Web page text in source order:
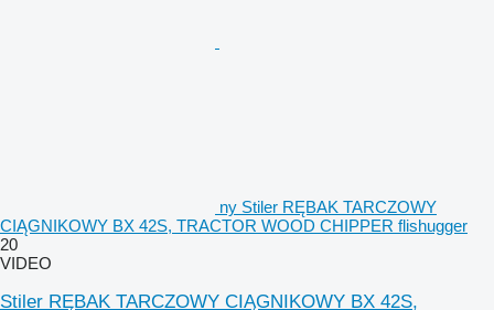
ny Stiler RĘBAK TARCZOWY
CIĄGNIKOWY BX 42S, TRACTOR WOOD CHIPPER flishugger
20
VIDEO
Stiler RĘBAK TARCZOWY CIĄGNIKOWY BX 42S,